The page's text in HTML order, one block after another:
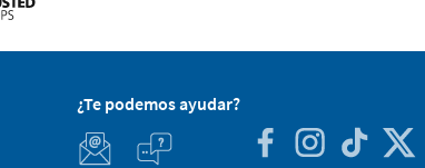
¿Te podemos ayudar?